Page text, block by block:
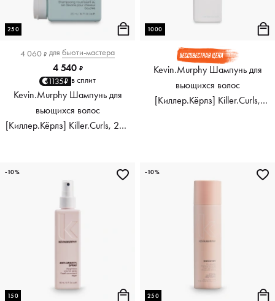
250
4 060 ₽ для бьюти-мастера
4 540 ₽
1135₽ в сплит
Kevin.Murphy Шампунь для
вьющихся волос
[Киллер.Кёрлз] Killer.Curls, 250
1000
Kevin.Murphy Шампунь для
вьющихся волос
[Киллер.Кёрлз] Killer.Curls,
150
-10%
250
-10%